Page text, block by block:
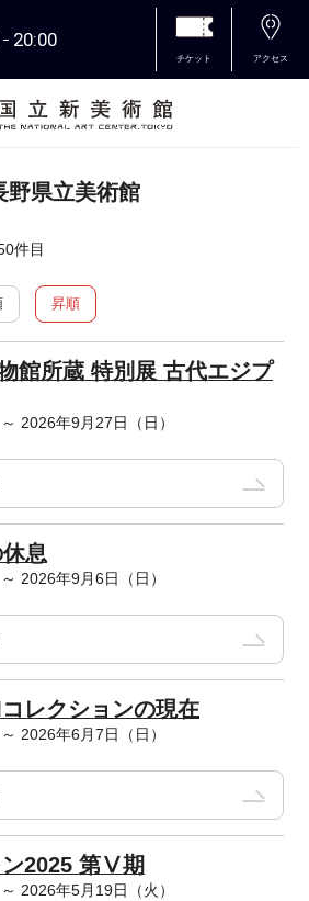
20:00
チケット アクセス
野県立美術館
件目
昇順
館所蔵 特別展 古代エジプ
2026年9月27日（日）
息
2026年9月6日（日）
レクションの現在
2026年6月7日（日）
2025 第Ⅴ期
2026年5月19日（火）